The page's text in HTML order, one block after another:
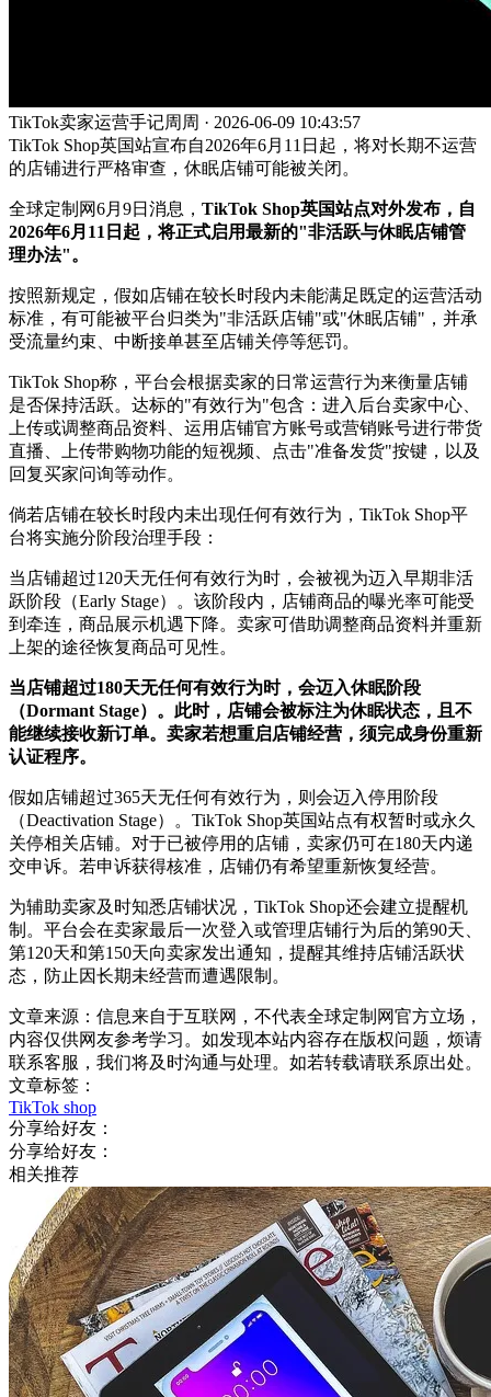
TikTok卖家运营手记周周 · 2026-06-09 10:43:57
TikTok Shop英国站宣布自2026年6月11日起，将对长期不运营
的店铺进行严格审查，休眠店铺可能被关闭。
全球定制网6月9日消息， TikTok Shop英国站点对外发布，自
2026年6月11日起，将正式启用最新的"非活跃与休眠店铺管
理办法"。
按照新规定，假如店铺在较长时段内未能满足既定的运营活动
标准，有可能被平台归类为"非活跃店铺"或"休眠店铺"，并承
受流量约束、中断接单甚至店铺关停等惩罚。
TikTok Shop称，平台会根据卖家的日常运营行为来衡量店铺
是否保持活跃。达标的"有效行为"包含：进入后台卖家中心、
上传或调整商品资料、运用店铺官方账号或营销账号进行带货
直播、上传带购物功能的短视频、点击"准备发货"按键，以及
回复买家问询等动作。
倘若店铺在较长时段内未出现任何有效行为，TikTok Shop平
台将实施分阶段治理手段：
当店铺超过120天无任何有效行为时，会被视为迈入早期非活
跃阶段（Early Stage）。该阶段内，店铺商品的曝光率可能受
到牵连，商品展示机遇下降。卖家可借助调整商品资料并重新
上架的途径恢复商品可见性。
当店铺超过180天无任何有效行为时，会迈入休眠阶段
（Dormant Stage）。此时，店铺会被标注为休眠状态，且不
能继续接收新订单。卖家若想重启店铺经营，须完成身份重新
认证程序。
假如店铺超过365天无任何有效行为，则会迈入停用阶段
（Deactivation Stage）。TikTok Shop英国站点有权暂时或永久
关停相关店铺。对于已被停用的店铺，卖家仍可在180天内递
交申诉。若申诉获得核准，店铺仍有希望重新恢复经营。
为辅助卖家及时知悉店铺状况，TikTok Shop还会建立提醒机
制。平台会在卖家最后一次登入或管理店铺行为后的第90天、
第120天和第150天向卖家发出通知，提醒其维持店铺活跃状
态，防止因长期未经营而遭遇限制。
文章来源：信息来自于互联网，不代表全球定制网官方立场，
内容仅供网友参考学习。如发现本站内容存在版权问题，烦请
联系客服，我们将及时沟通与处理。如若转载请联系原出处。
文章标签：
TikTok shop
分享给好友：
分享给好友：
相关推荐